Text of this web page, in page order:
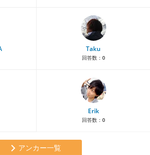
Taku
回答数： 0
Erik
回答数： 0
アンカー一覧